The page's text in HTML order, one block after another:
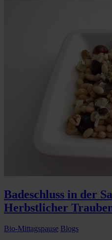
Badeschluss in der
Herbstlicher
Bio-Mittagspause Blogs